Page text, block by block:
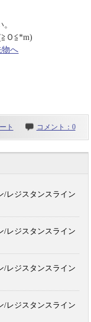
Ｏ≦*m)
ト コメント：0
/レジスタンスライン
/レジスタンスライン
/レジスタンスライン
/レジスタンスライン